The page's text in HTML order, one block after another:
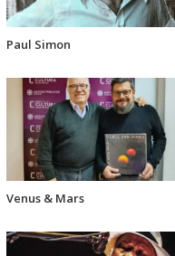
Paul Simon
Venus & Mars